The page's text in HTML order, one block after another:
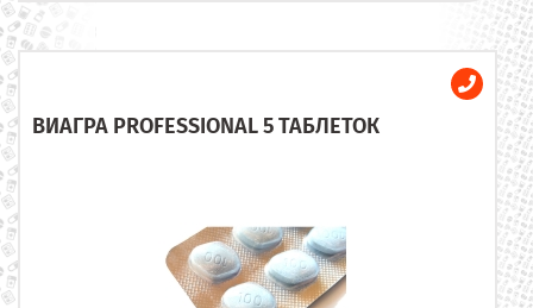
ВИАГРА PROFESSIONAL 5 ТАБЛЕТОК